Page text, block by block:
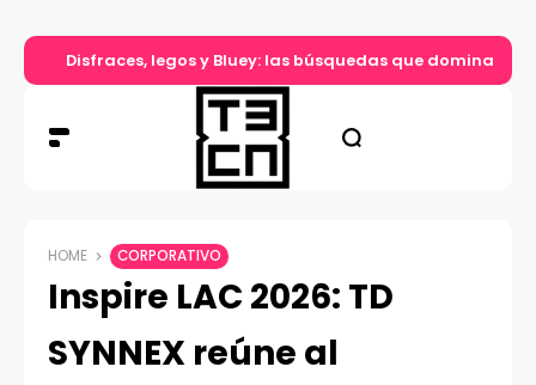
Disfraces, legos y Bluey: las búsquedas que dominan el
HOME CORPORATIVO
Inspire LAC 2026: TD
SYNNEX reúne al